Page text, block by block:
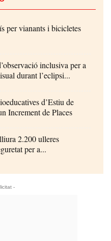
per vianants i bicicletes
inclusiva per a
durant l’eclipsi...
d’Estiu de
Increment de Places
2.200 ulleres
per a...
-